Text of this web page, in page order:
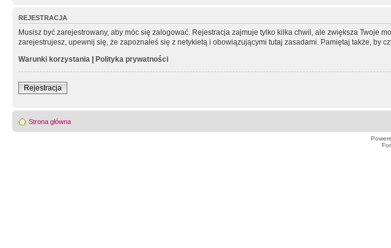
REJESTRACJA
Musisz być zarejestrowany, aby móc się zalogować. Rejestracja zajmuje tylko kilka chwil, ale zwiększa Twoje
zarejestrujesz, upewnij się, że zapoznałeś się z netykietą i obowiązującymi tutaj zasadami. Pamiętaj także, by
Warunki korzystania | Polityka prywatności
Rejestracja
Strona główna